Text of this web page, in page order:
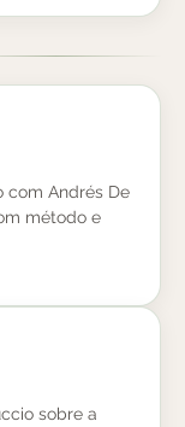
com Andrés De
método e
sobre a